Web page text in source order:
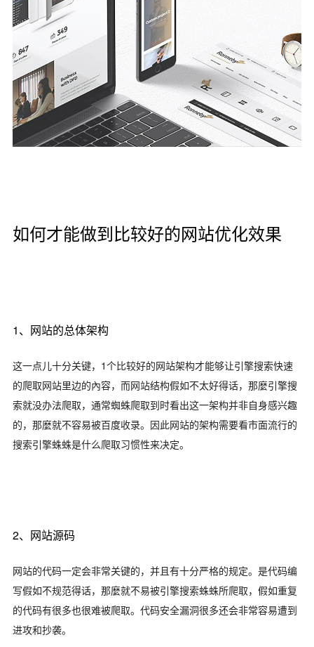
如何才能做到比较好的网站优化效果
1、网站的总体架构
这一点儿十分关键，1个比较好的网站架构才能够让引擎搜索快速
的爬取网站里边的內容，而网站结构假如不太好得话，那麼引擎搜
索就没办法爬取，通常蜘蛛爬取到时看出这一架构并非自身感兴趣
的，那麼就不容易被百度收录。因此网站的架构需要看市面流行的
搜索引擎蛛蛛是什么爬取习惯性来决定。
2、网站源码
网站的代码一定会非常关键的，并且有十分严格的规定。是代码编
写假如不规范得话，那麼就不易被引擎搜索蛛蛛所爬取，假如重复
的代码有很多也很难被爬取。代码安全漏洞很多还会非常容易遭到
进攻和抄袭。